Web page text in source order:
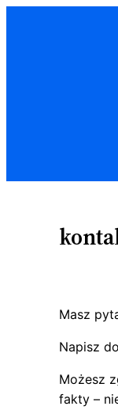
Masz
Napisz
Możesz
fakty –